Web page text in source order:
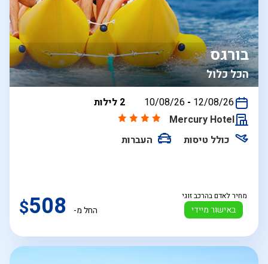
הכל כלול
בורגס
בין
10/08/26 - 12/08/26
2 לילות
Mercury Hotel
כולל טיסות
העברות
באישור מיידי
מחיר לאדם בהרכב זוגי
החל מ- $508